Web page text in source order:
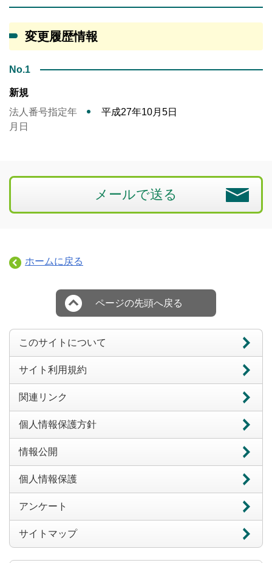
変更履歴情報
No.1
新規
法人番号指定年
月日
平成27年10月5日
メールで送る
ホームに戻る
ページの先頭へ戻る
このサイトについて
サイト利用規約
関連リンク
個人情報保護方針
情報公開
個人情報保護
アンケート
サイトマップ